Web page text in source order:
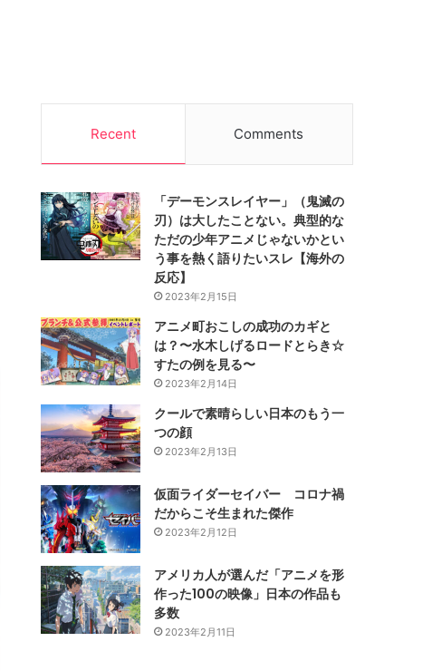
Recent Comments
「デーモンスレイヤー」（鬼滅の
刃）は大したことない。典型的な
ただの少年アニメじゃないかとい
う事を熱く語りたいスレ【海外の
反応】
2023年2月15日
アニメ町おこしの成功のカギと
は？〜水木しげるロードとらき☆
すたの例を見る〜
2023年2月14日
クールで素晴らしい日本のもう一
つの顔
2023年2月13日
仮面ライダーセイバー コロナ禍
だからこそ生まれた傑作
2023年2月12日
アメリカ人が選んだ「アニメを形
作った100の映像」日本の作品も
多数
2023年2月11日